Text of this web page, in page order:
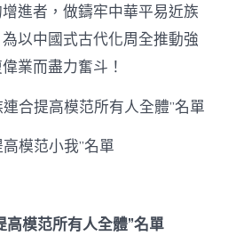
進者，做鑄牢中華平易近族
以中國式古代化周全推動強
業而盡力奮斗！
合提高模范所有人全體”名單
模范小我”名單
高模范所有人全體”名單